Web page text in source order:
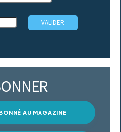
AU MAGAZINE